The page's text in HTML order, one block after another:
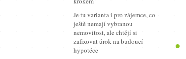
Je tu varianta i pro zájemce, co
ještě nemají vybranou
nemovitost, ale chtějí si
zafixovat úrok na budoucí
hypotéce